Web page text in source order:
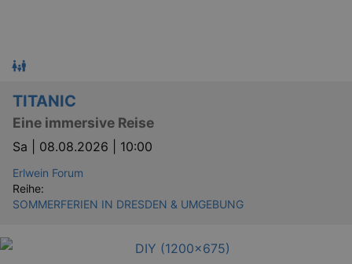
TITANIC
Eine immersive Reise
Sa | 08.08.2026 | 10:00
Erlwein Forum
Reihe:
SOMMERFERIEN IN DRESDEN & UMGEBUNG